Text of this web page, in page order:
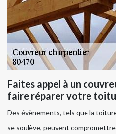
Faites appel à un
faire réparer votre
Des évènements, tels que la
se soulève, peuvent